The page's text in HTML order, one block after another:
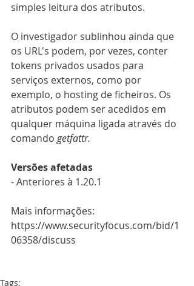
simples leitura dos atributos.
O investigador sublinhou ainda que
os URL's podem, por vezes, conter
tokens privados usados para
serviços externos, como por
exemplo, o hosting de ficheiros. Os
atributos podem ser acedidos em
qualquer máquina ligada através do
comando getfattr.
Versões afetadas
- Anteriores à 1.20.1
Mais informações:
https://www.securityfocus.com/bid/1
06358/discuss
Tags: